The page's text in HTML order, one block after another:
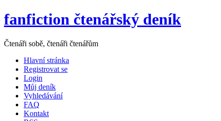
fanfiction čtenářský deník
Čtenáři sobě, čtenáři čtenářům
Hlavní stránka
Registrovat se
Login
Můj deník
Vyhledávání
FAQ
Kontakt